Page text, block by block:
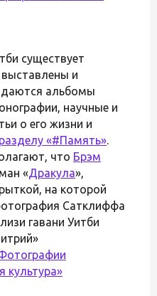
существует
выставлены и
альбомы
научные и
о его жизни и
.
что Брэм
«Дракула»,
на которой
Сатклиффа
гавани Уитби